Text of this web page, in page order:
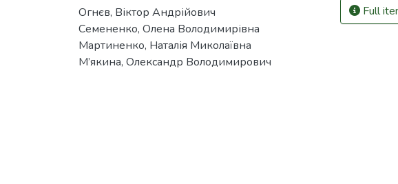
Огнєв, Віктор Андрійович
Семененко, Олена Володимирівна
Мартиненко, Наталія Миколаївна
М’якина, Олександр Володимирович
Full